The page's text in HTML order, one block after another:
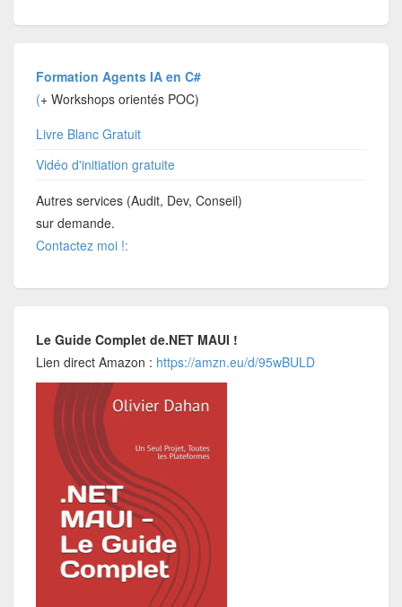
Formation Agents IA en C#
(+ Workshops orientés POC)
Livre Blanc Gratuit
Vidéo d'initiation gratuite
Autres services (Audit, Dev, Conseil)
sur demande.
Contactez moi !:
Le Guide Complet de.NET MAUI !
Lien direct Amazon : https://amzn.eu/d/95wBULD